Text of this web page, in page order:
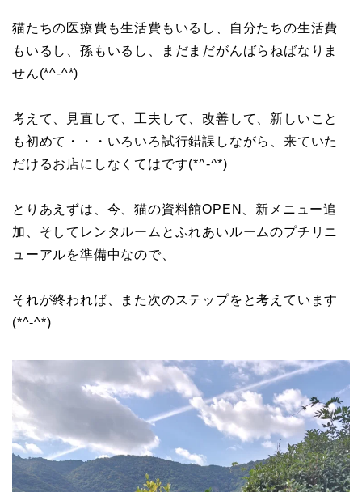
猫たちの医療費も生活費もいるし、自分たちの生活費
もいるし、孫もいるし、まだまだがんばらねばなりま
せん(*^-^*)
考えて、見直して、工夫して、改善して、新しいこと
も初めて・・・いろいろ試行錯誤しながら、来ていた
だけるお店にしなくてはです(*^-^*)
とりあえずは、今、猫の資料館OPEN、新メニュー追
加、そしてレンタルームとふれあいルームのプチリニ
ューアルを準備中なので、
それが終われば、また次のステップをと考えています
(*^-^*)